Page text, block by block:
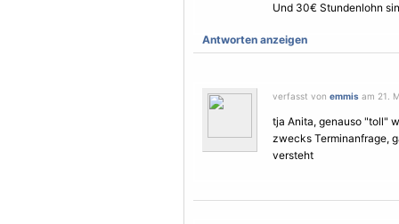
Und 30€ Stundenlohn
Antworten anzeigen
verfasst von emmis am 21.
tja Anita, genauso "toll"
zwecks Terminanfrage,
versteht